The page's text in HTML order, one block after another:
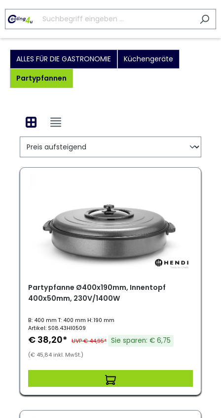
ALLES FÜR DIE GASTRONOMIE
Küchengeräte
Partypfannen
Partypfanne Ø400x190mm, Innentopf
400x50mm, 230V/1400W
B: 400 mm T: 400 mm H: 190 mm
Artikel: S08.43HI0509
€ 38,20* UVP € 44,95* Sie sparen: € 6,75
(€ 45,84 inkl. MwSt.)